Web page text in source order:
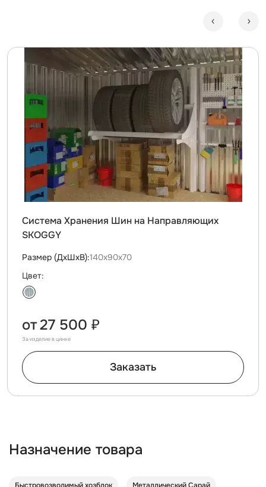
Система Хранения Шин на Направляющих
SKOGGY
Размер (ДxШxВ):140х90х70
Цвет:
от27 500 ₽
За изделие в цинке
Заказать
Назначение товара
Быстровозводимый хозблок Металлический Сарай